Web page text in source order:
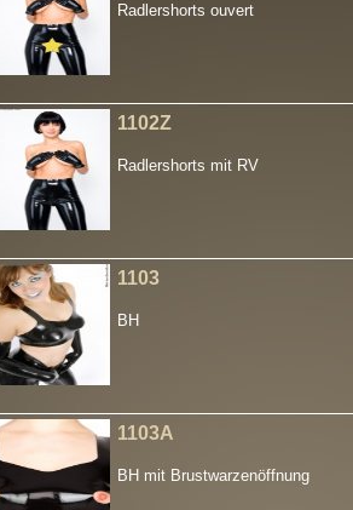
Radlershorts ouvert
1102Z
Radlershorts mit RV
1103
BH
1103A
BH mit Brustwarzenöffnung